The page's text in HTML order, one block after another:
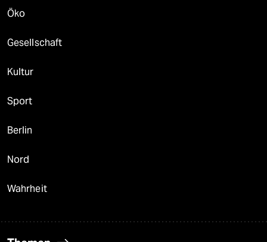
Öko
Gesellschaft
Kultur
Sport
Berlin
Nord
Wahrheit